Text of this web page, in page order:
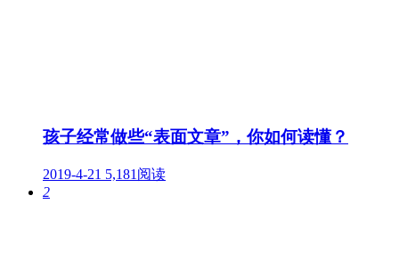
孩子经常做些“表面文章”，你如何读懂？
2019-4-21 5,181阅读
2